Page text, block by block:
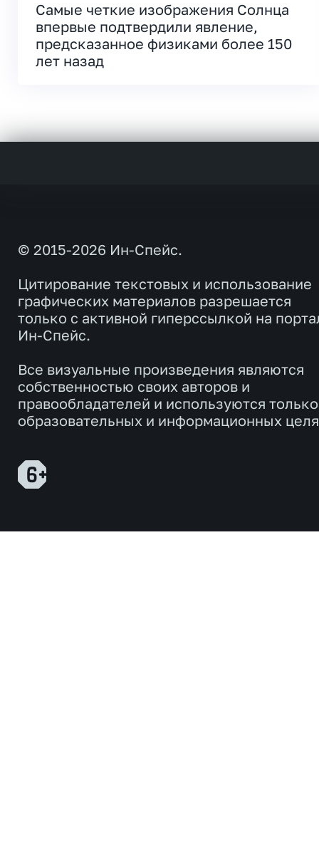
Самые четкие изображения Солнца
впервые подтвердили явление,
предсказанное физиками более 150
лет назад
© 2015-2026 Ин-Спейс.
Цитирование текстовых и использование
графических материалов разрешается
только с активной гиперссылкой на
Ин-Спейс.
Все визуальные произведения являются
собственностью своих авторов и
правообладателей и используются
образовательных и информационных